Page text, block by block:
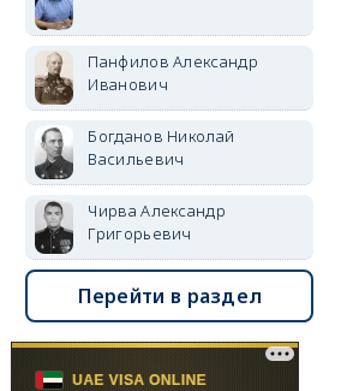
Панфилов Александр
Иванович
Богданов Николай
Васильевич
Чирва Александр
Григорьевич
Перейти в раздел